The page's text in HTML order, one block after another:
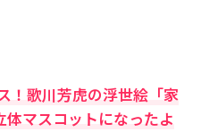
！歌川芳虎の浮世絵「家
マスコットになったよ